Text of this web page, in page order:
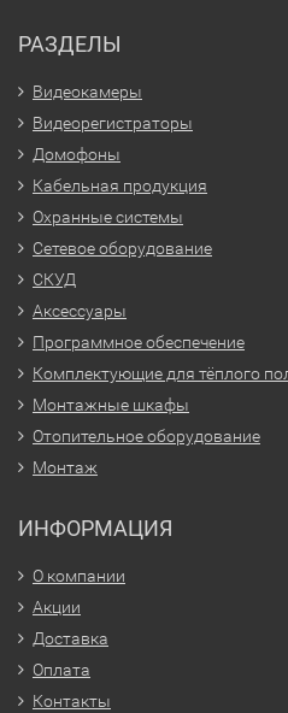
РАЗДЕЛЫ
Видеокамеры
Видеорегистраторы
Домофоны
Кабельная продукция
Охранные системы
Сетевое оборудование
СКУД
Аксессуары
Программное обеспечение
Комплектующие для тёплого
Монтажные шкафы
Отопительное оборудование
Монтаж
ИНФОРМАЦИЯ
О компании
Акции
Доставка
Оплата
Контакты